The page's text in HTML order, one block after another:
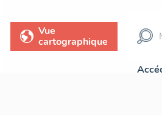
Vue
cartographique